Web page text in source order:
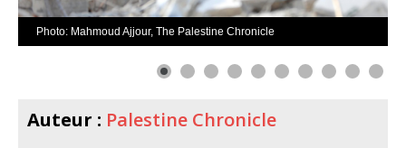
Photo: Mahmoud Ajjour, The Palestine Chronicle
Auteur : Palestine Chronicle